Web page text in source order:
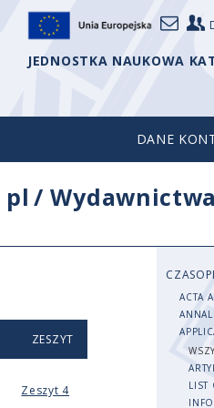
JEDNOSTKA NAUKOWA
DANE
pl /Wydawnictwa
ZESZYT
Zeszyt 4
ACTA
LIST